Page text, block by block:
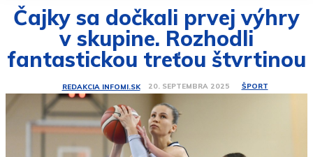
Čajky sa dočkali prvej výhry
v skupine. Rozhodli
fantastickou treťou štvrtinou
REDAKCIA INFOMI.SK 20. SEPTEMBRA 2025 ŠPORT